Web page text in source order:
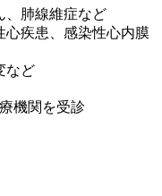
、肺線維症など
心疾患、感染性心内膜
など
機関を受診